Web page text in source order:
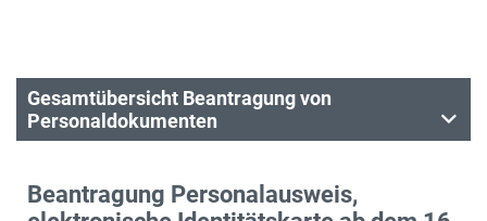
Gesamtübersicht Beantragung von
Personaldokumenten
Beantragung Personalausweis,